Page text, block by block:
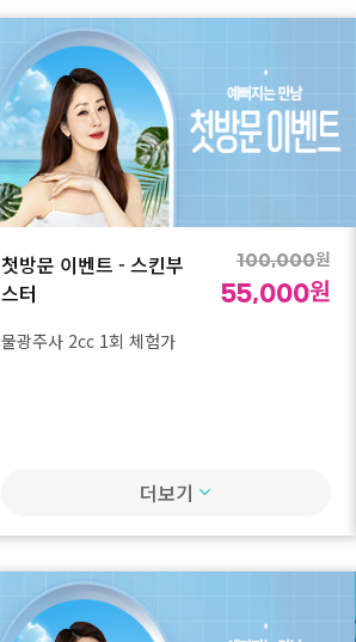
첫방문 이벤트 - 스킨부
스터
100,000원
55,000원
물광주사 2cc 1회 체험가
더보기